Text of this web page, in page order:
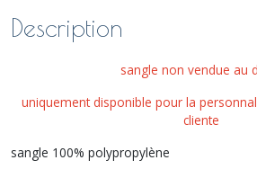
Description
sangle non vendue au
uniquement disponible pour la
cliente
sangle 100% polypropylène